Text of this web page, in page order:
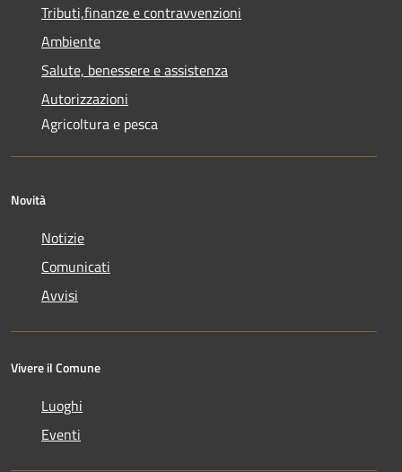
Tributi,finanze e contravvenzioni
Ambiente
Salute, benessere e assistenza
Autorizzazioni
Agricoltura e pesca
Novità
Notizie
Comunicati
Avvisi
Vivere il Comune
Luoghi
Eventi